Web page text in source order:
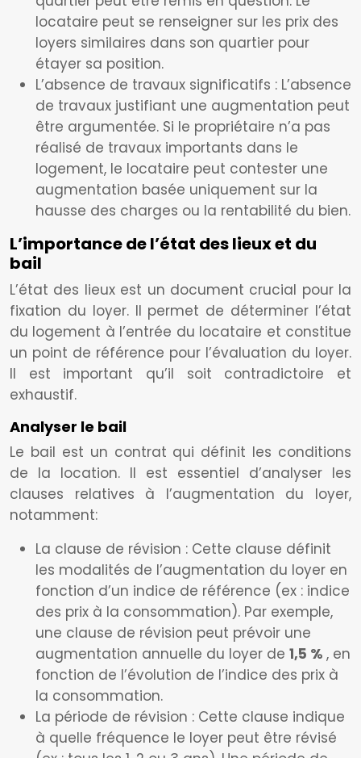
locataire peut se renseigner sur les prix des
loyers similaires dans son quartier pour
étayer sa position.
L’absence de travaux significatifs : L’absence
de travaux justifiant une augmentation peut
être argumentée. Si le propriétaire n’a pas
réalisé de travaux importants dans le
logement, le locataire peut contester une
augmentation basée uniquement sur la
hausse des charges ou la rentabilité du bien.
L’importance de l’état des lieux et du
bail
L’état des lieux est un document crucial pour la
fixation du loyer. Il permet de déterminer l’état
du logement à l’entrée du locataire et constitue
un point de référence pour l’évaluation du loyer.
Il est important qu’il soit contradictoire et
exhaustif.
Analyser le bail
Le bail est un contrat qui définit les conditions
de la location. Il est essentiel d’analyser les
clauses relatives à l’augmentation du loyer,
notamment:
La clause de révision : Cette clause définit
les modalités de l’augmentation du loyer en
fonction d’un indice de référence (ex : indice
des prix à la consommation). Par exemple,
une clause de révision peut prévoir une
augmentation annuelle du loyer de 1,5 % , en
fonction de l’évolution de l’indice des prix à
la consommation.
La période de révision : Cette clause indique
à quelle fréquence le loyer peut être révisé